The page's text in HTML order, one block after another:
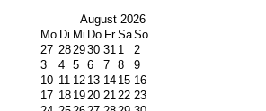
August 2026
Mo Di Mi Do Fr SaSo
27 282930 31 1
2
3
4 5 6 7 8
9
10 11 12 13 14 15 16
17 18 1920 2122 23